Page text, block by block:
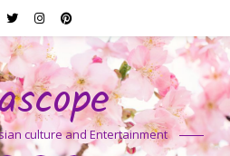
culture and Entertainment